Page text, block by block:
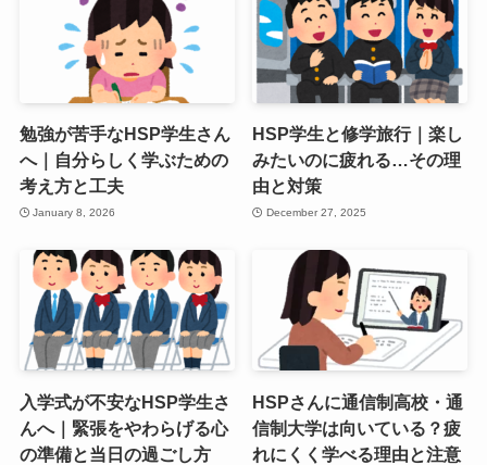
勉強が苦手なHSP学生さん
へ｜自分らしく学ぶための
考え方と工夫
January 8, 2026
HSP学生と修学旅行｜楽し
みたいのに疲れる…その理
由と対策
December 27, 2025
入学式が不安なHSP学生さ
んへ｜緊張をやわらげる心
の準備と当日の過ごし方
HSPさんに通信制高校・通
信制大学は向いている？疲
れにくく学べる理由と注意